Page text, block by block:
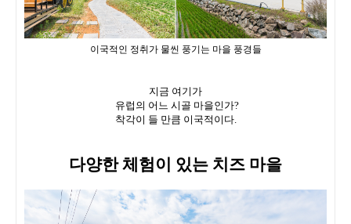
이국적인 정취가 물씬 풍기는 마을 풍경들
지금 여기가
유럽의 어느 시골 마을인가?
착각이 들 만큼 이국적이다.
다양한 체험이 있는 치즈 마을